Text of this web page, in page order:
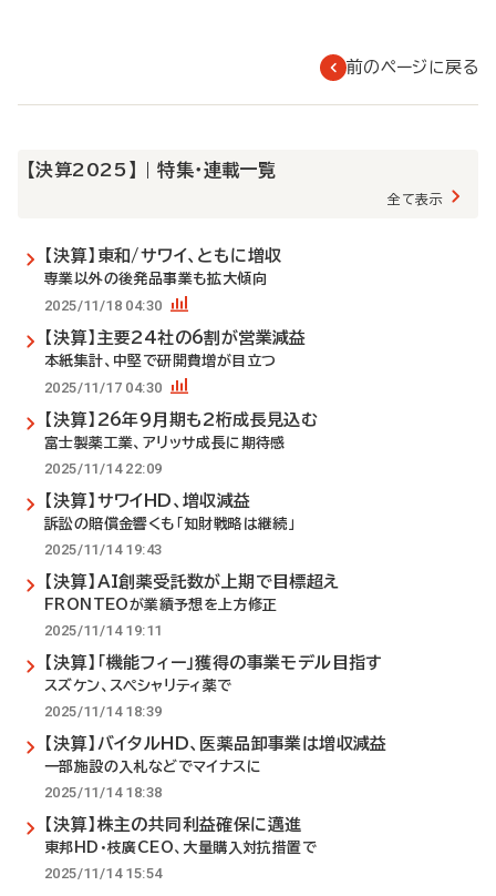
前のページに戻る
【決算2025】 | 特集・連載一覧
全て表示
【決算】東和/サワイ、ともに増収
専業以外の後発品事業も拡大傾向
2025/11/18 04:30
【決算】主要24社の6割が営業減益
本紙集計、中堅で研開費増が目立つ
2025/11/17 04:30
【決算】26年9月期も2桁成長見込む
富士製薬工業、アリッサ成長に期待感
2025/11/14 22:09
【決算】サワイHD、増収減益
訴訟の賠償金響くも「知財戦略は継続」
2025/11/14 19:43
【決算】AI創薬受託数が上期で目標超え
FRONTEOが業績予想を上方修正
2025/11/14 19:11
【決算】「機能フィー」獲得の事業モデル目指す
スズケン、スペシャリティ薬で
2025/11/14 18:39
【決算】バイタルHD、医薬品卸事業は増収減益
一部施設の入札などでマイナスに
2025/11/14 18:38
【決算】株主の共同利益確保に邁進
東邦HD・枝廣CEO、大量購入対抗措置で
2025/11/14 15:54